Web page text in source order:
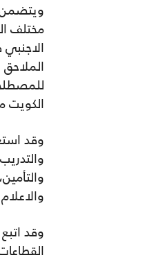
ويتضمن
الكويت
وقد
وقد